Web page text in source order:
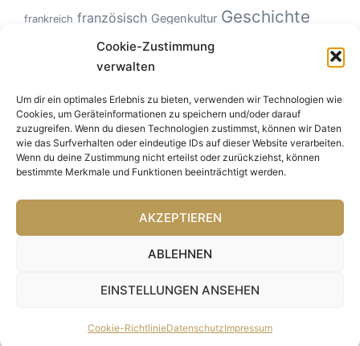
Cookie-Zustimmung
verwalten
Um dir ein optimales Erlebnis zu bieten, verwenden wir Technologien wie
Cookies, um Geräteinformationen zu speichern und/oder darauf
zuzugreifen. Wenn du diesen Technologien zustimmst, können wir Daten
wie das Surfverhalten oder eindeutige IDs auf dieser Website verarbeiten.
Wenn du deine Zustimmung nicht erteilst oder zurückziehst, können
bestimmte Merkmale und Funktionen beeinträchtigt werden.
AKZEPTIEREN
ABLEHNEN
EINSTELLUNGEN ANSEHEN
Cookie-RichtlinieDatenschutzImpressum
frankreich französisch Gegenkultur Geschichte
Geschlechterverhältnisse Hollywood
Kinoerlebnis
musikfilm Natur netflix politisch Road Movie roadmovie
Romanze Spanien sportfilm Tiere Tierfilm Ungeheuer USA
Zeitgeschichte